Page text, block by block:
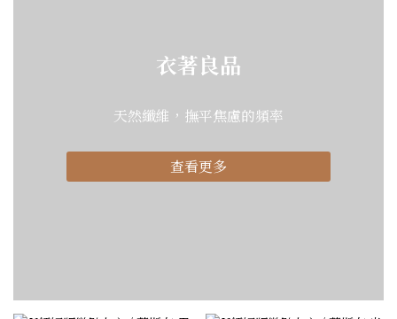
衣著良品
天然纖維，撫平焦慮的頻率
查看更多